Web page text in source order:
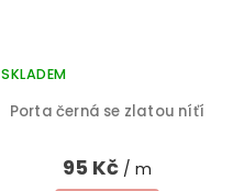
Porta černá se zlatou níťí
SKLADEM
95 Kč / m